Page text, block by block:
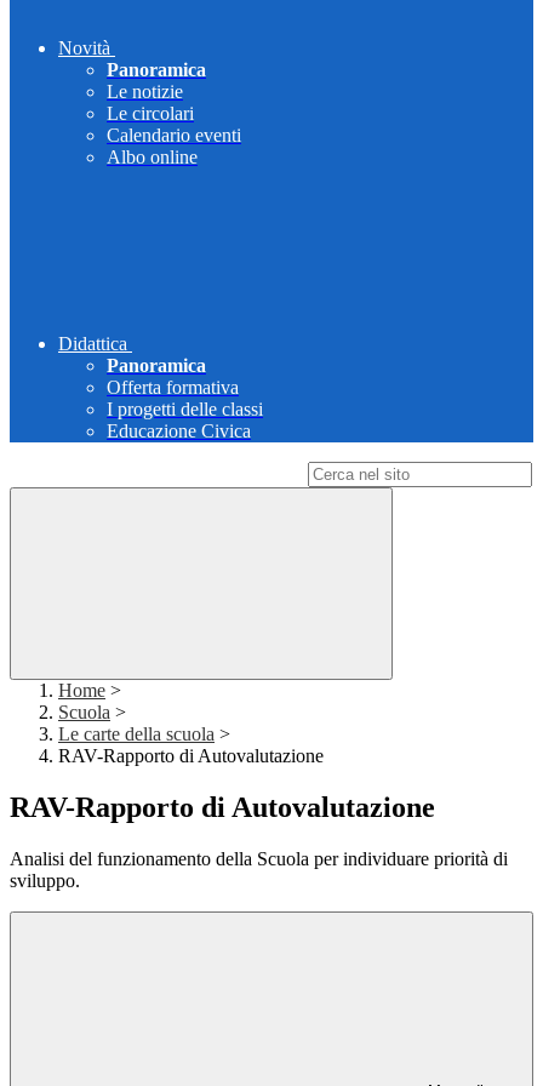
Novità
Panoramica
Le notizie
Le circolari
Calendario eventi
Albo online
Didattica
Panoramica
Offerta formativa
I progetti delle classi
Educazione Civica
Home >
Scuola >
Le carte della scuola >
RAV-Rapporto di Autovalutazione
RAV-Rapporto di Autovalutazione
Analisi del funzionamento della Scuola per individuare priorità di
sviluppo.